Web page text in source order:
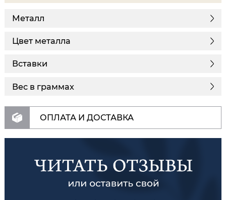
Металл
Цвет металла
Вставки
Вес в граммах
ОПЛАТА И ДОСТАВКА